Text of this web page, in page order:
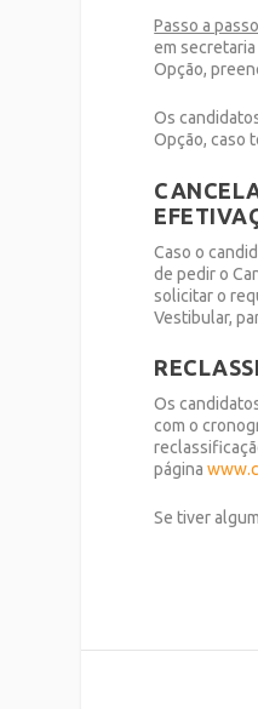
Passo a
em
Opção,
Os
Opção, caso
Caso o
de pedir o
solicitar o
Vestibular,
Os
com o
página
Se tiver